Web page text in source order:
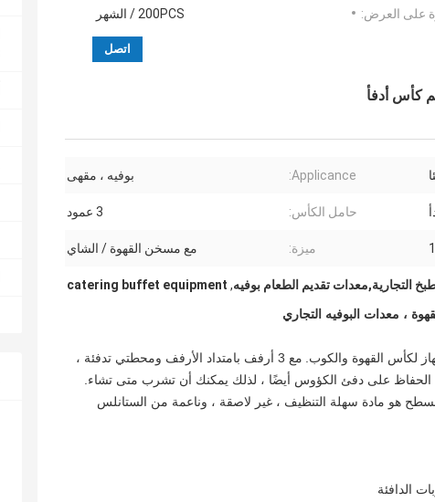
على العرض:
200PCS / الشهر
اتصل
Applicance: بوفيه ، مقهى
حامل الكأس: 3 عمود
ميزة: مع مسخن القهوة / الشاي
التجارية,معدات تقديم الطعام بوفيه,
catering buffet equipment
لكأس القهوة والكوب.
مع 3 أرفف بامتداد الأرفف ومحطتي تدفئة ،
الحفاظ على دفئ الكؤوس أيضًا ، لذلك يمكنك أن تشرب متى تشاء.
هو مادة سهلة التنظيف ، غير لاصقة ، وناعمة من الستانلس
الدافئة